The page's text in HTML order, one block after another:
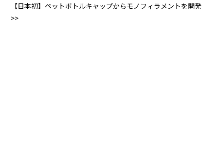
【日本初】ペットボトルキャップからモノフィラメントを開発
>>